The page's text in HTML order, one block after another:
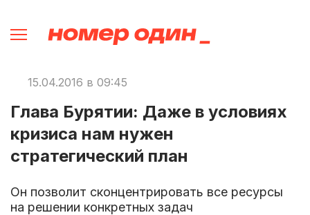
15.04.2016 в 09:45
Глава Бурятии: Даже в условиях
кризиса нам нужен
стратегический план
Он позволит сконцентрировать все ресурсы
на решении конкретных задач